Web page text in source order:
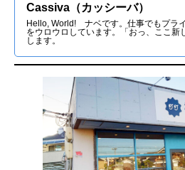
Cassiva（カッシーバ）
Hello, World! ナベです。仕事でもプラ
をウロウロしています。「おっ、ここ新
します。